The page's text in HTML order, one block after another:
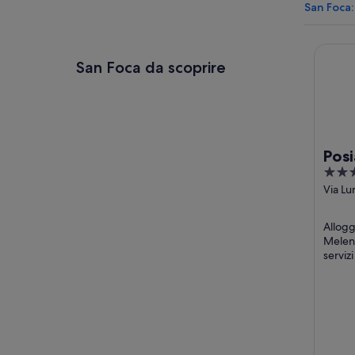
San Foca da scoprire
San
5
out
5
Via